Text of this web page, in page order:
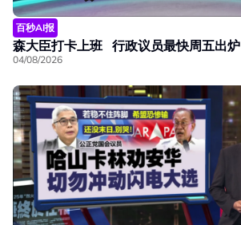
百秒AI报
森大臣打卡上班 行政议员最快周五出炉
04/08/2026